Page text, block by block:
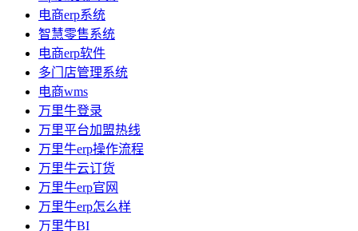
电商erp系统
智慧零售系统
电商erp软件
多门店管理系统
电商wms
万里牛登录
万里平台加盟热线
万里牛erp操作流程
万里牛云订货
万里牛erp官网
万里牛erp怎么样
万里牛BI